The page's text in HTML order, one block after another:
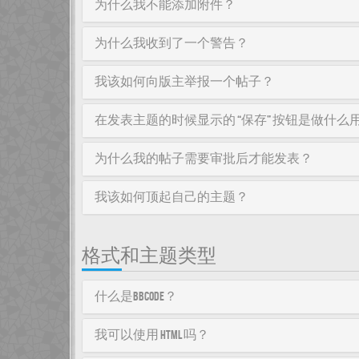
为什么我不能添加附件？
为什么我收到了一个警告？
我该如何向版主举报一个帖子？
在发表主题的时候显示的 “保存” 按钮是做什么
为什么我的帖子需要审批后才能发表？
我该如何顶起自己的主题？
格式和主题类型
什么是BBCode？
我可以使用 HTML 吗？